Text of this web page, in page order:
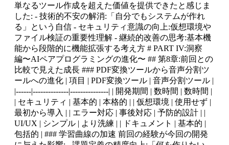
単なるツール作成を超えた価値を提供できたと感じま
した: - 技術的不安の解消:「自分でもシステムが作れ
る」という自信 - セキュリティ意識の向上:仮想環境や
ファイル検証の重要性理解 - 継続的改善の思考:基本機
能から段階的に機能拡張する考え方 # PART IV:洞察
編〜AIペアプログラミングの進化〜 ## 第8章:前回との
比較で見えた成長 ### PDF変換ツールから音声分割ツ
ールへの進化 | 項目 | PDF変換ツール | 音声分割ツール |
|------|--------------|---------------| | 開発期間 | 数時間 | 数時間 |
| セキュリティ | 基本的 | 本格的 | | 仮想環境 | 使用せず |
最初から導入 | | エラー対応 | 事後対応 | 予防的設計 | |
UI/UX | シンプル | より洗練 | | ドキュメント | 基本的 |
包括的 | ### 学習曲線の加速 前回の経験が今回の開発